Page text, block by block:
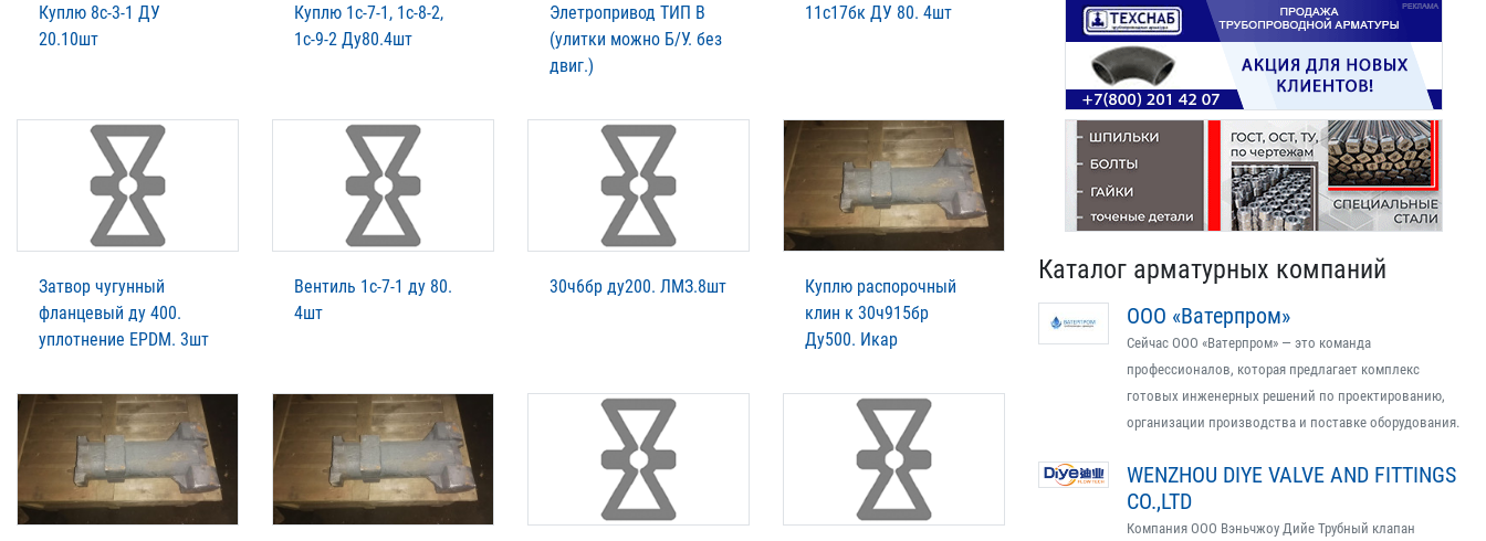
Куплю 8с-3-1 ДУ
20.10шт
Куплю 1с-7-1, 1с-8-2,
1с-9-2 Ду80.4шт
Элетропривод ТИП В
(улитки можно Б/У. без
двиг.)
11с17бк ДУ 80. 4шт
Затвор чугунный
фланцевый ду 400.
уплотнение EPDM. 3шт
Вентиль 1с-7-1 ду 80.
4шт
30ч6бр ду200. ЛМЗ.8шт
Куплю распорочный
клин к 30ч915бр
Ду500. Икар
Каталог арматурных компаний
ООО «Ватерпром»
Сейчас ООО «Ватерпром» — это команда
профессионалов, которая предлагает комплекс
готовых инженерных решений по проектированию,
организации производства и поставке оборудования.
WENZHOU DIYE VALVE AND FITTINGS
CO.,LTD
Компания ООО Вэньчжоу Дийе Трубный клапан